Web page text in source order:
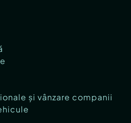
și vânzare companii